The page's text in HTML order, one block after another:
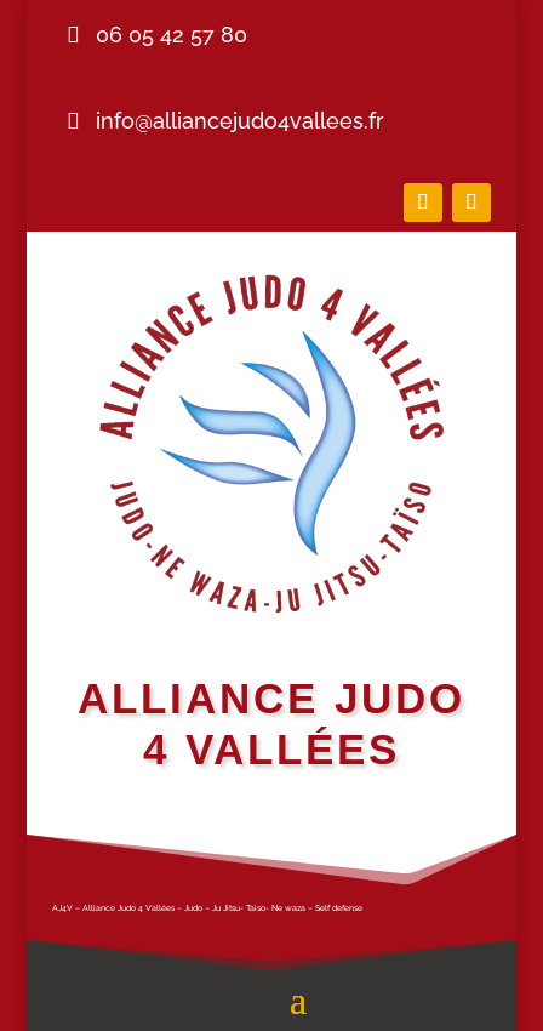
06 05 42 57 80
info@alliancejudo4vallees.fr
ALLIANCE JUDO
4 VALLÉES
AJ4V – Alliance Judo 4 Vallées – Judo – Ju Jitsu- Taiso- Ne waza – Self defense